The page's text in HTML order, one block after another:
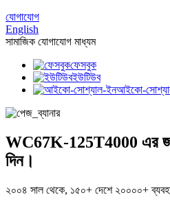
যোগাযোগ
English
সামাজিক যোগাযোগ মাধ্যম
ফেসবুক
ইউটিউব
আইকো-
WC67K-125T4000 এর
দিন।
২০০৪ সাল থেকে, ১৫০+ দেশে ২০০০০+